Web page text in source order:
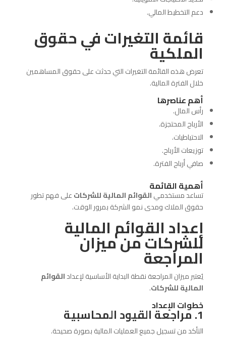
دعم التخطيط المالي.
قائمة التغيرات في حقوق
الملكية
تعرض هذه القائمة التغيرات التي حدثت على حقوق المساهمين
خلال الفترة المالية.
أهم عناصرها
رأس المال.
الأرباح المحتجزة.
الاحتياطيات.
توزيعات الأرباح.
صافي أرباح الفترة.
أهمية القائمة
تساعد مستخدميالقوائم المالية للشركاتعلى فهم تطور
حقوق الملاك ومدى نمو الشركة بمرور الوقت.
إعداد القوائم المالية
للشركات من ميزان
المراجعة
يُعتبر ميزان المراجعة نقطة البداية الأساسية لإعدادالقوائم
المالية للشركات.
خطوات الإعداد
1. مراجعة القيود المحاسبية
التأكد من تسجيل جميع العمليات المالية بصورة صحيحة.